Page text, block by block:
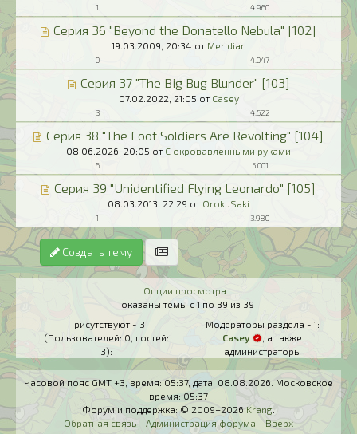
1 4.960
Серия 36 "Beyond the Donatello Nebula" [102]
19.03.2009, 20:34 от Meridian
0 4.047
Серия 37 "The Big Bug Blunder" [103]
07.02.2022, 21:05 от Casey
3 4.522
Серия 38 "The Foot Soldiers Are Revolting" [104]
08.06.2026, 20:05 от С окровавленными руками
6 5.001
Серия 39 "Unidentified Flying Leonardo" [105]
08.03.2013, 22:29 от OrokuSaki
1 3.980
Создать тему
Опции просмотра
Показаны темы с 1 по 39 из 39
Присутствуют - 3
(Пользователей: 0, гостей:
3):
Модераторы раздела - 1:
Casey
, а также
администраторы
Часовой пояс GMT +3, время: 05:37, дата: 08.08.2026 . Московское
время: 05:37
Форум и поддержка: © 2009–2026 Krang
Обратная связь - Администрация форума - Вверх